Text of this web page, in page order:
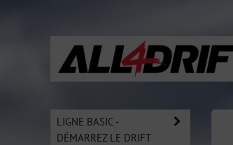
LIGNE BASIC -
DÉMARREZ LE DRIFT